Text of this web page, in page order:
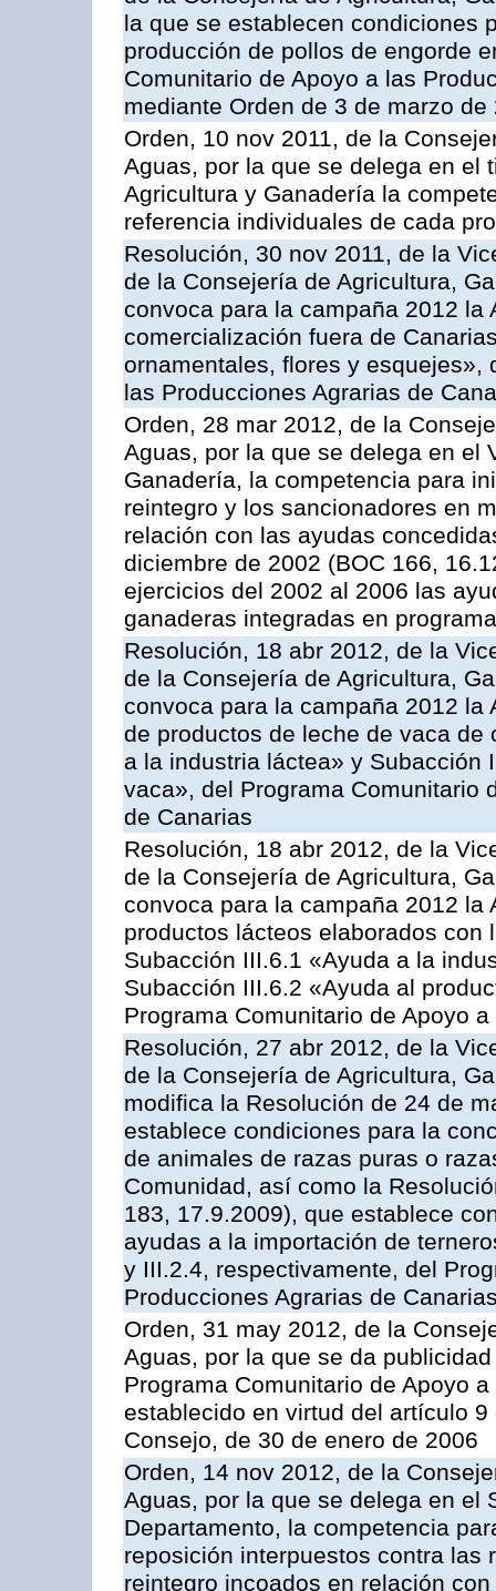
la que se establecen condiciones
producción de pollos de engorde
Comunitario de Apoyo a las
mediante Orden de 3 de marzo de
Orden, 10 nov 2011, de la
Aguas, por la que se delega en el
Agricultura y Ganadería la
referencia individuales de cada
Resolución, 30 nov 2011, de la
de la Consejería de Agricultura,
convoca para la campaña 2012 la
comercialización fuera de
ornamentales, flores y esquejes»,
las Producciones Agrarias de
Orden, 28 mar 2012, de la
Aguas, por la que se delega en el
Ganadería, la competencia para
reintegro y los sancionadores en
relación con las ayudas
diciembre de 2002 (BOC 166,
ejercicios del 2002 al 2006 las
ganaderas integradas en
Resolución, 18 abr 2012, de la
de la Consejería de Agricultura,
convoca para la campaña 2012
de productos de leche de vaca
a la industria láctea» y Subacción
vaca», del Programa Comunitario
de Canarias
Resolución, 18 abr 2012, de la
de la Consejería de Agricultura,
convoca para la campaña 2012
productos lácteos elaborados
Subacción III.6.1 «Ayuda a la
Subacción III.6.2 «Ayuda al
Programa Comunitario de Apoyo
Resolución, 27 abr 2012, de la
de la Consejería de Agricultura,
modifica la Resolución de 24 de
establece condiciones para la
de animales de razas puras o
Comunidad, así como la
183, 17.9.2009), que establece
ayudas a la importación de
y III.2.4, respectivamente, del
Producciones Agrarias de
Orden, 31 may 2012, de la
Aguas, por la que se da
Programa Comunitario de Apoyo
establecido en virtud del artículo
Consejo, de 30 de enero de 2006
Orden, 14 nov 2012, de la
Aguas, por la que se delega en el
Departamento, la competencia
reposición interpuestos contra las
reintegro incoados en relación